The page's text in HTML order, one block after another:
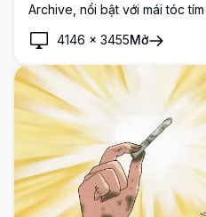
Archive, nổi bật với mái tóc
cảnh tương lai sống động.
và điện thoại.
4146 × 3455Mở